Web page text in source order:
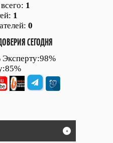
1
1
0
СЕГОДНЯ
+